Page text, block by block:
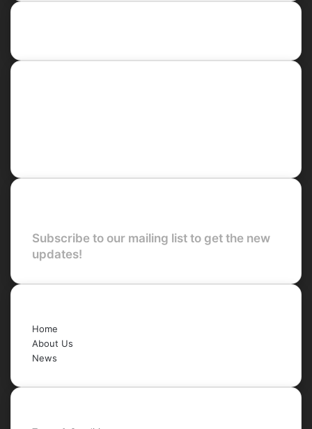
Subscribe to our mailing list to get the new
updates!
Home
About Us
News